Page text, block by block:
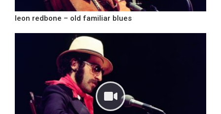
leon redbone – old familiar blues